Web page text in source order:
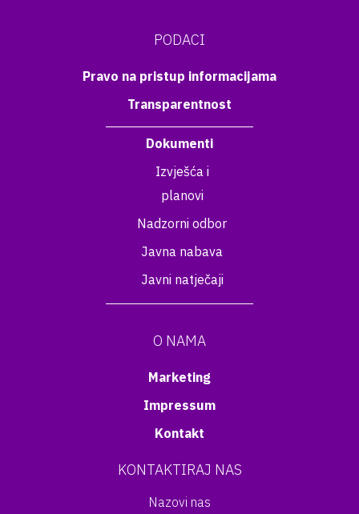
PODACI
Pravo na pristup informacijama
Transparentnost
Dokumenti
Izvješća i
planovi
Nadzorni odbor
Javna nabava
Javni natječaji
O NAMA
Marketing
Impressum
Kontakt
KONTAKTIRAJ NAS
Nazovi nas